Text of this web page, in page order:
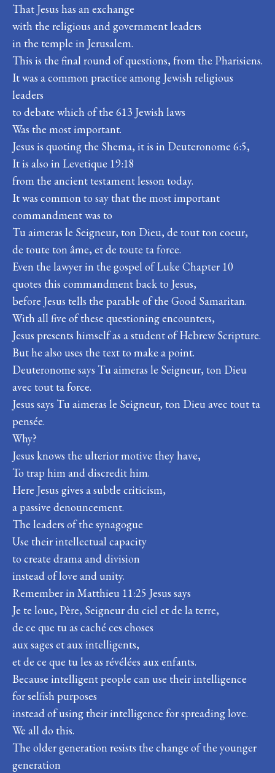
That Jesus has an exchange
with the religious and government leaders
in the temple in Jerusalem.
This is the final round of questions, from the Pharisiens.
It was a common practice among Jewish religious
leaders
to debate which of the 613 Jewish laws
Was the most important.
Jesus is quoting the Shema, it is in Deuteronome 6:5,
It is also in Levetique 19:18
from the ancient testament lesson today.
It was common to say that the most important
commandment was to
Tu aimeras le Seigneur, ton Dieu, de tout ton coeur,
de toute ton âme, et de toute ta force.
Even the lawyer in the gospel of Luke Chapter 10
quotes this commandment back to Jesus,
before Jesus tells the parable of the Good Samaritan.
With all five of these questioning encounters,
Jesus presents himself as a student of Hebrew Scripture.
But he also uses the text to make a point.
Deuteronome says Tu aimeras le Seigneur, ton Dieu
avec tout ta force.
Jesus says Tu aimeras le Seigneur, ton Dieu avec tout ta
pensée.
Why?
Jesus knows the ulterior motive they have,
To trap him and discredit him.
Here Jesus gives a subtle criticism,
a passive denouncement.
The leaders of the synagogue
Use their intellectual capacity
to create drama and division
instead of love and unity.
Remember in Matthieu 11:25 Jesus says
Je te loue, Père, Seigneur du ciel et de la terre,
de ce que tu as caché ces choses
aux sages et aux intelligents,
et de ce que tu les as révélées aux enfants.
Because intelligent people can use their intelligence
for selfish purposes
instead of using their intelligence for spreading love.
We all do this.
The older generation resists the change of the younger
generation